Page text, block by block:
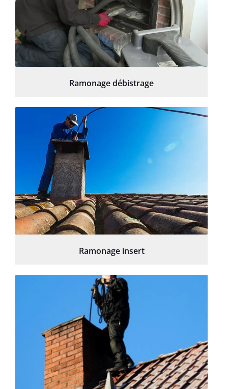
Ramonage débistrage
Ramonage insert